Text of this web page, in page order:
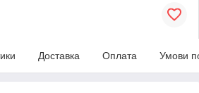
Доставка Оплата Умови